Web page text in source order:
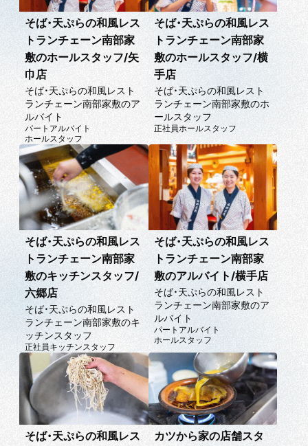
そば・天ぷらの和風レス
トランチェーン南部家
敷のホールスタッフ/矢
巾店
そば・天ぷらの和風レスト
ランチェーン南部家敷のア
ルバイト
パートアルバイト
ホールスタッフ
そば・天ぷらの和風レス
トランチェーン南部家
敷のホールスタッフ/横
手店
そば・天ぷらの和風レスト
ランチェーン南部家敷のホ
ールスタッフ
正社員ホールスタッフ
そば・天ぷらの和風レス
トランチェーン南部家
敷のキッチンスタッフ/
六郷店
そば・天ぷらの和風レスト
ランチェーン南部家敷のキ
ッチンスタッフ
正社員キッチンスタッフ
そば・天ぷらの和風レス
トランチェーン南部家
敷のアルバイト/横手店
そば・天ぷらの和風レスト
ランチェーン南部家敷のア
ルバイト
パートアルバイト
ホールスタッフ
そば・天ぷらの和風レス
カツから家の店舗スタ